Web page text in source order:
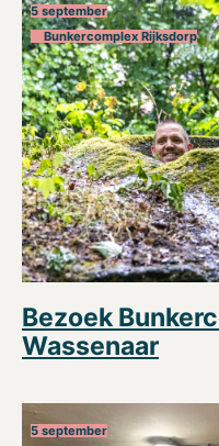
5 september
Bunkercomplex Rijksdorp
Bezoek
Wassenaar
5 september